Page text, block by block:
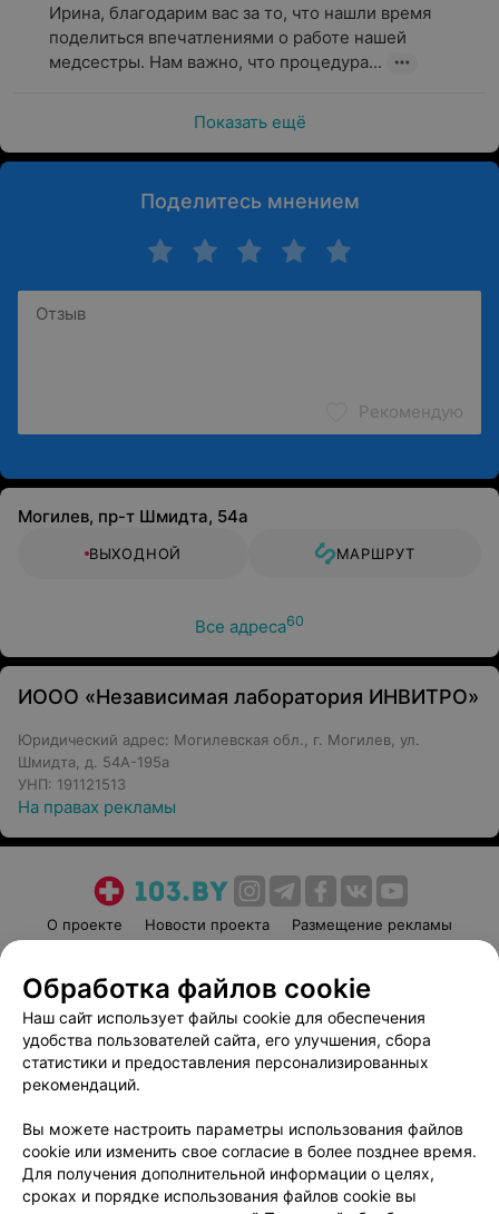
позволяет выбирать услуги, за которые начисляются
повышенные бонусы. Сразу после первого заказа
пациент получает 3% от суммы заказа на бонусный
Обращаем ваше внимание, что обязательна
медицинские услуги могут иметь
противопоказания и побочные реакции.
Ирина, благодарим вас за то, что нашли время
поделиться впечатлениями о работе нашей
медсестры. Нам важно, что процедура...
Показать ещё
Поделитесь мнением
Рекомендую
Могилев, пр-т Шмидта, 54а
ВЫХОДНОЙ МАРШРУТ
Все адреса60
ИООО «Независимая лаборатория ИНВИТРО»
Юридический адрес: Могилевская обл., г. Могилев, ул.
Шмидта, д. 54А-195а
УНП: 191121513
На правах рекламы
О проекте Новости проекта
Размещение рекламы
Пользовательское соглашение
Способы оплаты
Вакансии
Партнеры
Написать руководителю 103.by
Обработка персональных данных
Обработка файлов cookie
Наш сайт использует файлы cookie для обеспечения
удобства пользователей сайта, его улучшения, сбора
статистики и предоставления персонализированных
рекомендаций.
Вы можете настроить параметры использования файлов
cookie или изменить свое согласие в более позднее время.
Для получения дополнительной информации о целях,
сроках и порядке использования файлов cookie вы